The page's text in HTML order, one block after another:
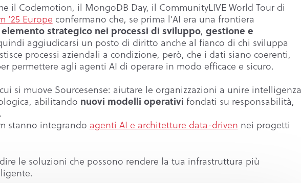
il Codemotion, il MongoDB Day, il CommunityLIVE World Tour di
‘25 Europe confermano che, se prima l’AI era una frontiera
elemento strategico nei processi di sviluppo, gestione e
aggiudicarsi un posto di diritto anche al fianco di chi sviluppa
processi aziendali a condizione, però, che i dati siano coerenti,
permettere agli agenti AI di operare in modo efficace e sicuro.
si muove Sourcesense: aiutare le organizzazioni a unire intelligenza
abilitando nuovi modelli operativi fondati su responsabilità,
stanno integrando agenti AI e architetture data-driven nei progetti
le soluzioni che possono rendere la tua infrastruttura più